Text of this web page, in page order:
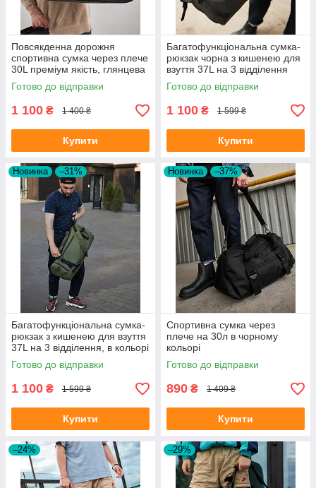
Повсякденна дорожня
спортивна сумка через плече
30L преміум якість, глянцева
Готово до відправки
1 100 ₴ 1 400 ₴
Купити
Багатофункціональна сумка-
рюкзак чорна з кишенею для
взуття 37L на 3 відділення
Готово до відправки
1 100 ₴ 1 599 ₴
Купити
Новинка –31%
Багатофункціональна сумка-
рюкзак з кишенею для взуття
37L на 3 відділення, в кольорі
хакі
Готово до відправки
1 100 ₴ 1 599 ₴
Купити
Новинка –37%
Cпортивна сумка через
плече на 30л в чорному
кольорі
Готово до відправки
890 ₴ 1 409 ₴
Купити
–24% –29%